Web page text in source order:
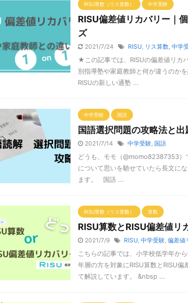
RISU算数（リス算数） 中学受験
RISU偏差値リカバリー｜
ズ
2021/7/24 RISU リス算数 中学
★この記事では、RISUの偏差値リカ
別指導塾や家庭教師と何が違うのか
RISUの新しい通塾 ...
中学受験 国語
国語選択問題の攻略法と
2021/7/14 中学受験 国語
どうも、モモ（@momo82387353）
について思いを馳せていたら長文に
ます。 国語 ...
RISU算数（リス算数） 算数
RISU算数とRISU偏差値リ
2021/7/9 RISU 中学受験 偏差値
こちらの記事では、小学校低学年か
年層の方を対象にRISU算数とRISU
て解説しています。 &nbsp ...